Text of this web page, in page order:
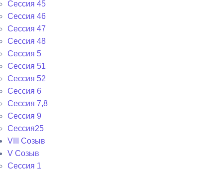
Сессия 45
Сессия 46
Сессия 47
Сессия 48
Сессия 5
Сессия 51
Сессия 52
Сессия 6
Сессия 7,8
Сессия 9
Сессия25
VIII Созыв
V Созыв
Сессия 1